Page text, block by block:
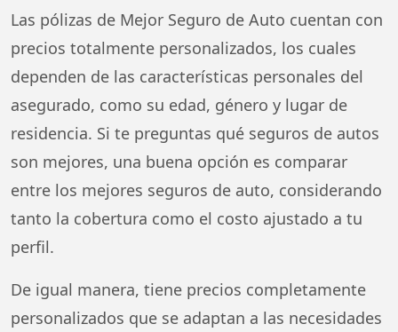
Las pólizas de Mejor Seguro de Auto cuentan con
precios totalmente personalizados, los cuales
dependen de las características personales del
asegurado, como su edad, género y lugar de
residencia. Si te preguntas qué seguros de autos
son mejores, una buena opción es comparar
entre los mejores seguros de auto, considerando
tanto la cobertura como el costo ajustado a tu
perfil.
De igual manera, tiene precios completamente
personalizados que se adaptan a las necesidades